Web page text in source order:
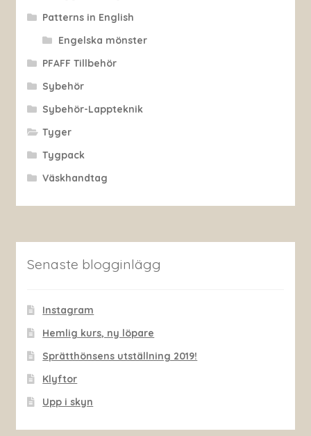
Patterns in English
Engelska mönster
PFAFF Tillbehör
Sybehör
Sybehör-Lappteknik
Tyger
Tygpack
Väskhandtag
Senaste blogginlägg
Instagram
Hemlig kurs, ny löpare
Sprätthönsens utställning 2019!
Klyftor
Upp i skyn